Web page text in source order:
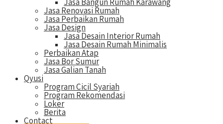
Jasa Renovasi Rumah
Jasa Perbaikan Rumah
Jasa Design
Jasa Desain Interior Rumah
Jasa Desain Rumah Minimalis
Perbaikan Atap
Jasa Bor Sumur
Jasa Galian Tanah
Qyusi
Program Cicil Syariah
Program Rekomendasi
Loker
Berita
Contact